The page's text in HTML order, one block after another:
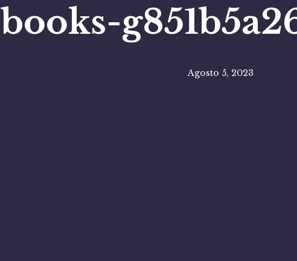
books-
Agosto 5, 2023